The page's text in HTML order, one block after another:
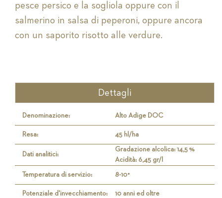
pesce persico e la sogliola oppure con il
salmerino in salsa di peperoni, oppure ancora
con un saporito risotto alle verdure.
Dettagli
Denominazione: Alto Adige DOC
Resa: 45 hl/ha
Dati analitici:
Gradazione alcolica: 14,5 %
Acidità: 6,45 gr/l
Temperatura di servizio: 8-10°
Potenziale d'invecchiamento: 10 anni ed oltre